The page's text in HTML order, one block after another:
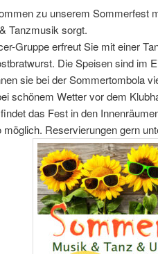
zu unserem Sommerfest
Tanzmusik sorgt.
Gruppe erfreut Sie mit einer
Die Speisen sind im
sie bei der Sommertombola
schönem Wetter vor dem
das Fest in den
möglich. Reservierungen gern